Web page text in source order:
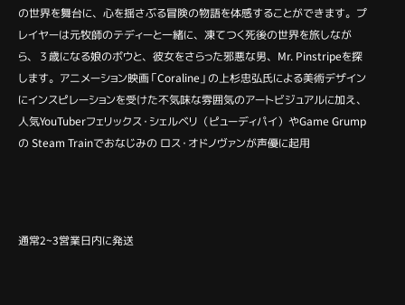
の世界を舞台に、心を揺さぶる冒険の物語を体感することができます。プ
レイヤーは元牧師のテディーと一緒に、凍てつく死後の世界を旅しなが
ら、３歳になる娘のボウと、彼女をさらった邪悪な男、Mr. Pinstripeを探
します。アニメーション映画「Coraline」の上杉忠弘氏による美術デザイン
にインスピレーションを受けた不気味な雰囲気のアートビジュアルに加え、
人気YouTuberフェリックス・シェルベリ（ピューディパイ）やGame Grump
の Steam Trainでおなじみの ロス・オドノヴァンが声優に起用
通常2~3営業日内に発送